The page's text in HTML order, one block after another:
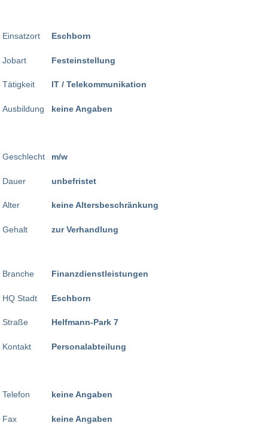
Einsatzort
Jobart
Tätigkeit
Ausbildung
Geschlecht
Dauer
Alter
Gehalt
Eschborn
Festeinstellung
IT / Telekommunikation
keine Angaben
m/w
unbefristet
keine Altersbeschränkung
zur Verhandlung
Branche
HQ Stadt
Straße
Kontakt
Telefon
Fax
Finanzdienstleistungen
Eschborn
Helfmann-Park 7
Personalabteilung
keine Angaben
keine Angaben